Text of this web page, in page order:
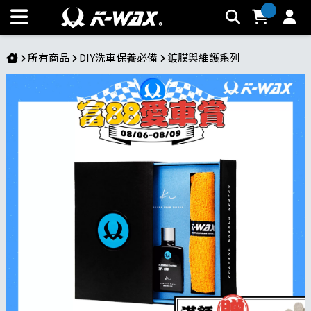
TF-150 氟化鍍膜 | K-WAX台灣汽車美容材料
所有商品 DIY洗車保養必備 鍍膜與維護系列